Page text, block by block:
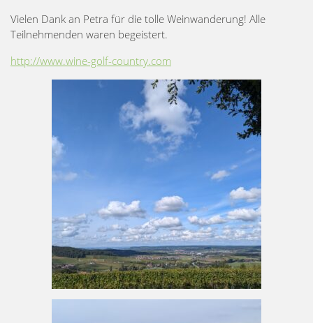
Vielen Dank an Petra für die tolle Weinwanderung! Alle
Teilnehmenden waren begeistert.
http://www.wine-golf-country.com